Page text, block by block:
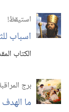
استيقظ‏!‏
اسباب
الكتاب
برج
ما